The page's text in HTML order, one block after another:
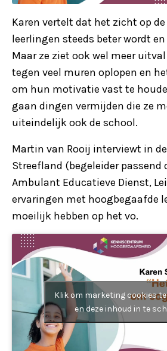
Karen vertelt dat het zicht op
leerlingen steeds beter wordt
Maar ze ziet ook wel meer
tegen veel muren oplopen en
om hun motivatie vast te
gaan dingen vermijden die ze
uiteindelijk ook de school.
Martin van Rooij interviewt in
Streefland (begeleider passend
Ambulant Educatieve Dienst,
ervaringen met hoogbegaafde
moeilijk hebben op het vo.
Klik om marketing cookies
en deze inhoud in te